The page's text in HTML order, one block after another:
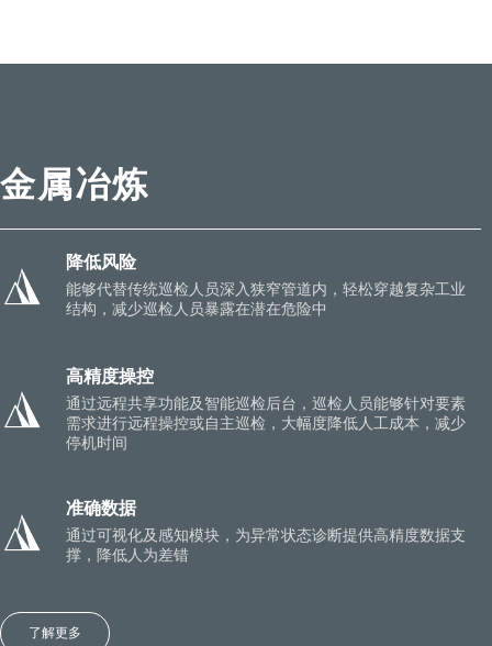
金属冶炼
降低风险
能够代替传统巡检人员深入狭窄管道内，轻松穿越复杂工业
结构，减少巡检人员暴露在潜在危险中
高精度操控
通过远程共享功能及智能巡检后台，巡检人员能够针对要素
需求进行远程操控或自主巡检，大幅度降低人工成本，减少
停机时间
准确数据
通过可视化及感知模块，为异常状态诊断提供高精度数据支
撑，降低人为差错
了解更多